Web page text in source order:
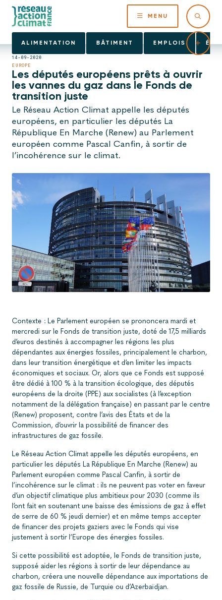
MENU
ALIMENTATION BÂTIMENT EMPLOIS
14-09-2020
EUROPE
Les députés européens prêts à ouvrir
les vannes du gaz dans le Fonds de
transition juste
Le Réseau Action Climat appelle les députés
européens, en particulier les députés La
République En Marche (Renew) au Parlement
européen comme Pascal Canfin, à sortir de
l’incohérence sur le climat.
Contexte : Le Parlement européen se prononcera mardi et
mercredi sur le Fonds de transition juste, doté de 17,5 milliards
d’euros destinés à accompagner les régions les plus
dépendantes aux énergies fossiles, principalement le charbon,
dans leur transition énergétique et d’en limiter les impacts
économiques et sociaux. Or, alors que ce Fonds est supposé
être dédié à 100 % à la transition écologique, des députés
européens de la droite (PPE) aux socialistes (à l’exception
notamment de la délégation française) en passant par le centre
(Renew) proposent, contre l’avis des États et de la
Commission, d’ouvrir la possibilité de financer des
infrastructures de gaz fossile.
Le Réseau Action Climat appelle les députés européens, en
particulier les députés La République En Marche (Renew) au
Parlement européen comme Pascal Canfin, à sortir de
l’incohérence sur le climat : ils ne peuvent pas voter en faveur
d’un objectif climatique plus ambitieux pour 2030 (comme ils
l’ont fait en soutenant une baisse des émissions de gaz à effet
de serre de 60 % jeudi dernier) et en même temps accepter
de financer des projets gaziers avec le Fonds qui vise
justement à sortir l’Europe des énergies fossiles.
Si cette possibilité est adoptée, le Fonds de transition juste,
supposé aider les régions à sortir de leur dépendance au
charbon, créera une nouvelle dépendance aux importations de
gaz fossile de Russie, de Turquie ou d’Azerbaïdjan.